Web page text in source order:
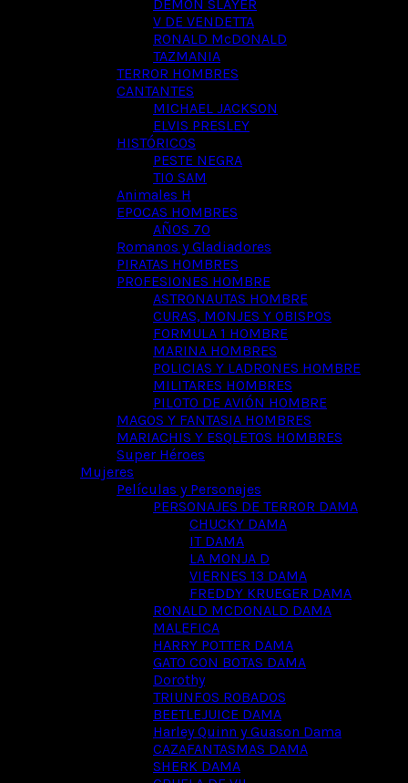
DEMON SLAYER
V DE VENDETTA
RONALD McDONALD
TAZMANIA
TERROR HOMBRES
CANTANTES
MICHAEL JACKSON
ELVIS PRESLEY
HISTÓRICOS
PESTE NEGRA
TIO SAM
Animales H
EPOCAS HOMBRES
AÑOS 70
Romanos y Gladiadores
PIRATAS HOMBRES
PROFESIONES HOMBRE
ASTRONAUTAS HOMBRE
CURAS, MONJES Y OBISPOS
FORMULA 1 HOMBRE
MARINA HOMBRES
POLICIAS Y LADRONES HOMBRE
MILITARES HOMBRES
PILOTO DE AVIÓN HOMBRE
MAGOS Y FANTASIA HOMBRES
MARIACHIS Y ESQLETOS HOMBRES
Super Héroes
Mujeres
Películas y Personajes
PERSONAJES DE TERROR DAMA
CHUCKY DAMA
IT DAMA
LA MONJA D
VIERNES 13 DAMA
FREDDY KRUEGER DAMA
RONALD MCDONALD DAMA
MALEFICA
HARRY POTTER DAMA
GATO CON BOTAS DAMA
Dorothy
TRIUNFOS ROBADOS
BEETLEJUICE DAMA
Harley Quinn y Guason Dama
CAZAFANTASMAS DAMA
SHERK DAMA